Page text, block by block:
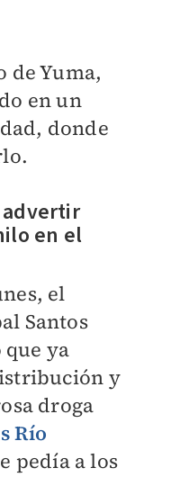
de Yuma,
en un
donde
advertir
en el
el
Santos
que ya
y
droga
Río
pedía a los